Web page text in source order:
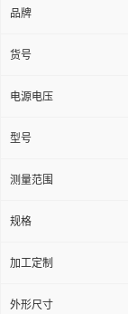
品牌
货号
电源电压
型号
测量范围
规格
加工定制
外形尺寸